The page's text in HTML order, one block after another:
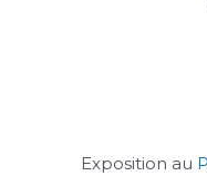
Exposition au